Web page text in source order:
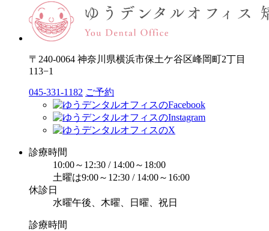
〒240-0064 神奈川県横浜市保土ケ谷区峰岡町2丁目
113−1
045-331-1182 ご予約
診療時間
10:00～12:30 / 14:00～18:00
土曜は9:00～12:30 / 14:00～16:00
休診日
水曜午後、木曜、日曜、祝日
診療時間